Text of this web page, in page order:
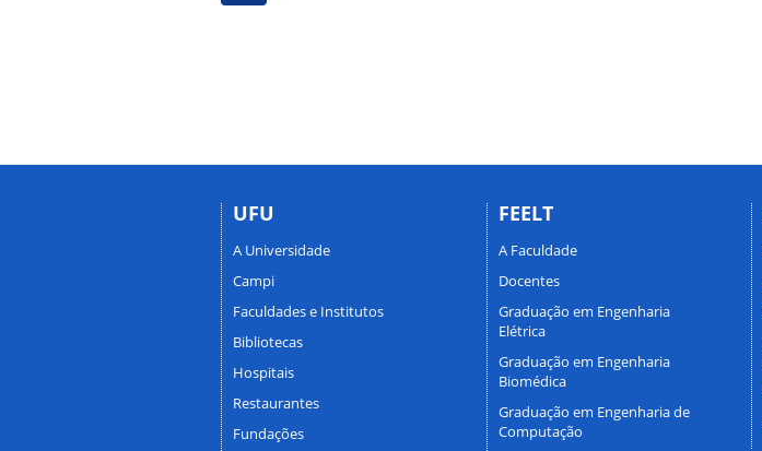
UFU
A Universidade
Campi
Faculdades e Institutos
Bibliotecas
Hospitais
Restaurantes
Fundações
FEELT
A Faculdade
Docentes
Graduação em Engenharia
Elétrica
Graduação em Engenharia
Biomédica
Graduação em Engenharia de
Computação